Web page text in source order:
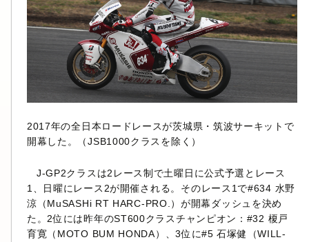
2017年の全日本ロードレースが茨城県・筑波サーキットで
開幕した。（JSB1000クラスを除く）
J-GP2クラスは2レース制で土曜日に公式予選とレース
1、日曜にレース2が開催される。そのレース1で#634 水野
涼（MuSASHi RT HARC-PRO.）が開幕ダッシュを決め
た。2位には昨年のST600クラスチャンピオン：#32 榎戸
育寛（MOTO BUM HONDA）、3位に#5 石塚健（WILL-